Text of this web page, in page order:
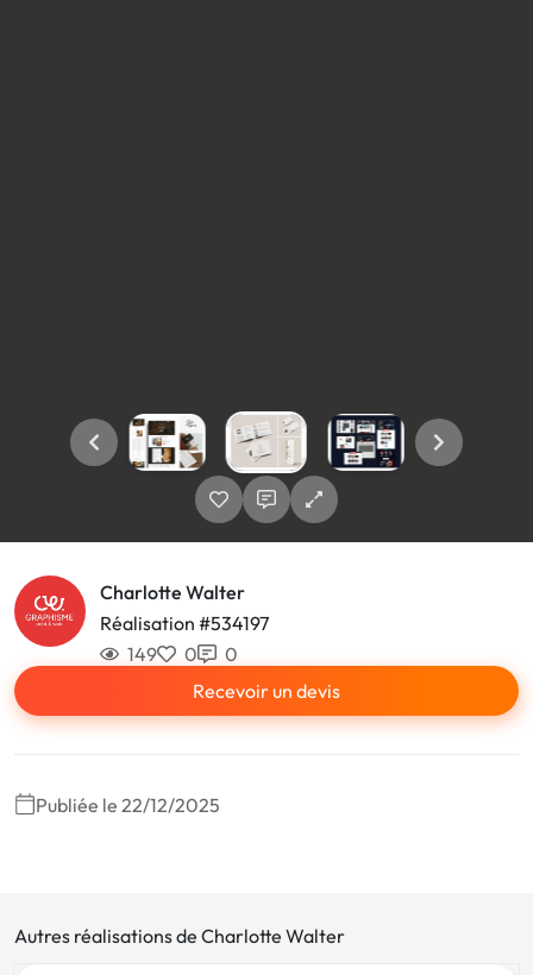
Charlotte Walter
Réalisation #534197
149
0
0
Recevoir un devis
Publiée le 22/12/2025
Autres réalisations de Charlotte Walter